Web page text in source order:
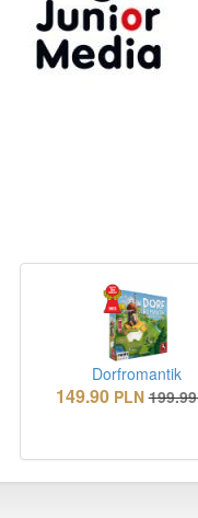
Dorfromantik
149.90 PLN 199.99